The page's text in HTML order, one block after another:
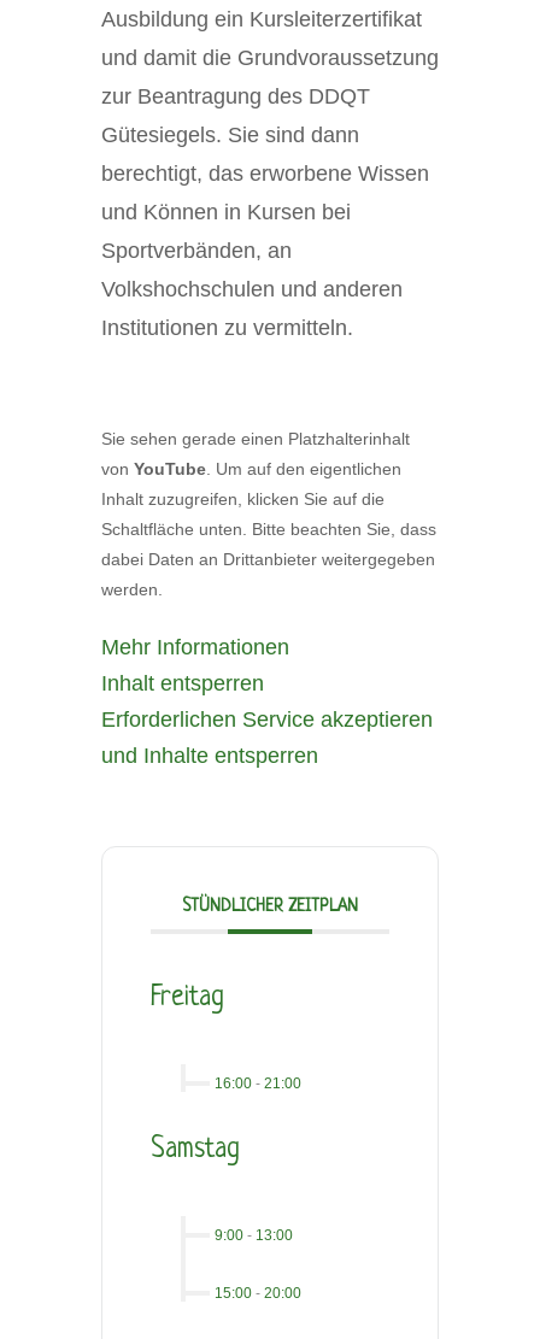
Ausbildung ein Kursleiterzertifikat
und damit die Grundvoraussetzung
zur Beantragung des DDQT
Gütesiegels. Sie sind dann
berechtigt, das erworbene Wissen
und Können in Kursen bei
Sportverbänden, an
Volkshochschulen und anderen
Institutionen zu vermitteln.
Sie sehen gerade einen Platzhalterinhalt
von YouTube . Um auf den eigentlichen
Inhalt zuzugreifen, klicken Sie auf die
Schaltfläche unten. Bitte beachten Sie, dass
dabei Daten an Drittanbieter weitergegeben
werden.
Mehr Informationen
Inhalt entsperren
Erforderlichen Service akzeptieren
und Inhalte entsperren
STÜNDLICHER ZEITPLAN
Freitag
16:00 - 21:00
Samstag
9:00 - 13:00
15:00 - 20:00